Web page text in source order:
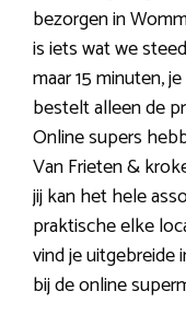
bezorgen in
is iets wat we
maar 15 minuten,
bestelt alleen de
Online supers
Van Frieten &
jij kan het hele
praktische elke
vind je
bij de online